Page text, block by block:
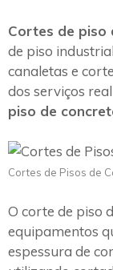
Cortes de piso
de piso
canaletas e
dos serviços
piso de
Cortes de Pisos de
O corte de piso
equipamentos
espessura de